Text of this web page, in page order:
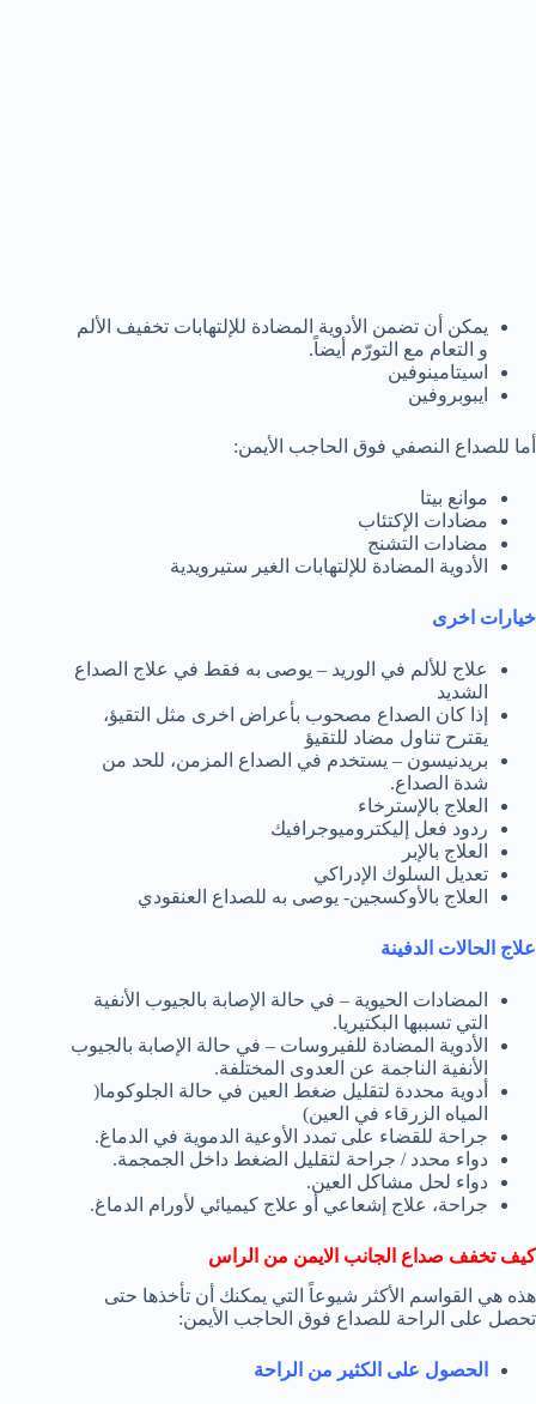
يمكن أن تضمن الأدوية المضادة للإلتهابات تخفيف الألم
و التعام مع التورّم أيضاً.
اسيتامينوفين
ايبوبروفين
أما للصداع النصفي فوق الحاجب الأيمن:
موانع بيتا
مضادات الإكتئاب
مضادات التشنج
الأدوية المضادة للإلتهابات الغير ستيرويدية
خيارات اخرى
علاج للألم في الوريد – يوصى به فقط في علاج الصداع
الشديد
إذا كان الصداع مصحوب بأعراض اخرى مثل التقيؤ،
يقترح تناول مضاد للتقيؤ
بريدنيسون – يستخدم في الصداع المزمن، للحد من
شدة الصداع.
العلاج بالإسترخاء
ردود فعل إليكتروميوجرافيك
العلاج بالإبر
تعديل السلوك الإدراكي
العلاج بالأوكسجين- يوصى به للصداع العنقودي
علاج الحالات الدفينة
المضادات الحيوية – في حالة الإصابة بالجيوب الأنفية
التي تسببها البكتيريا.
الأدوية المضادة للفيروسات – في حالة الإصابة بالجيوب
الأنفية الناجمة عن العدوى المختلفة.
أدوية محددة لتقليل ضغط العين في حالة الجلوكوما(
المياه الزرقاء في العين)
جراحة للقضاء على تمدد الأوعية الدموية في الدماغ.
دواء محدد / جراحة لتقليل الضغط داخل الجمجمة.
دواء لحل مشاكل العين.
جراحة، علاج إشعاعي أو علاج كيميائي لأورام الدماغ.
كيف تخفف صداع الجانب الايمن من الراس
هذه هي القواسم الأكثر شيوعاً التي يمكنك أن تأخذها حتى
تحصل على الراحة للصداع فوق الحاجب الأيمن:
الحصول على الكثير من الراحة